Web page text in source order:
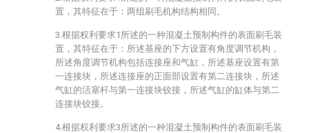
置，其特征在于：两组刷毛机构结构相同。
3.根据权利要求1所述的一种混凝土预制构件的表面刷毛装
置，其特征在于：所述基座的下方设置有角度调节机构，
所述角度调节机构包括连接座和气缸，所述基座设置有第
一连接块，所述连接座的正面部设置有第二连接块，所述
气缸的活塞杆与第一连接块铰接，所述气缸的缸体与第二
连接块铰接。
4.根据权利要求3所述的一种混凝土预制构件的表面刷毛装